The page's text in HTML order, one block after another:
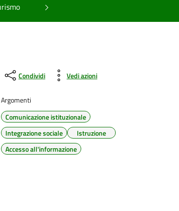
Condividi Vedi azioni
Argomenti
Comunicazione istituzionale
Integrazione sociale
Istruzione
Accesso all'informazione